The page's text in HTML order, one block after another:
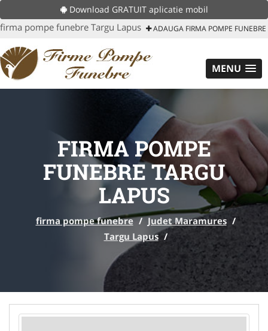
Download GRATUIT aplicatie mobil
firma pompe funebre Targu Lapus ADAUGA FIRMA POMPE FUNEBRE
MENU
FIRMA POMPE
FUNEBRE TARGU
LAPUS
firma pompe funebre / Judet Maramures /
Targu Lapus /